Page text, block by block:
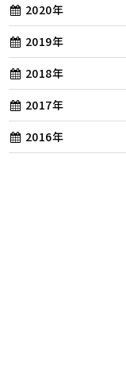
2020年
2019年
2018年
2017年
2016年